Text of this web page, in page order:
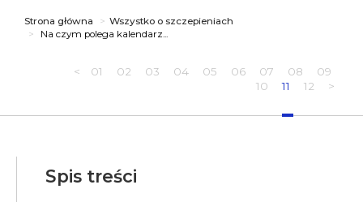
Strona główna
Wszystko o szczepieniach
Na czym polega kalendarz...
< 01 02 03 04 05 06 07 08
09
10
11 12 >
Spis treści